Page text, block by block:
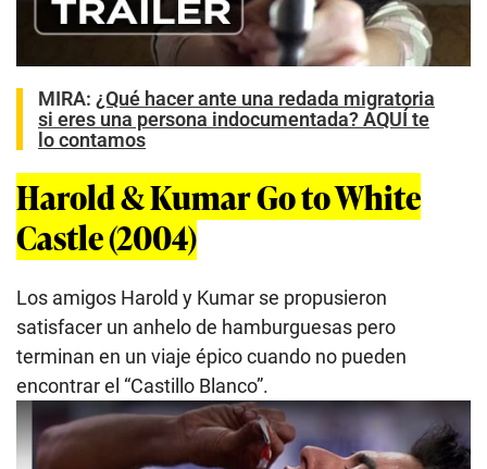
MIRA: ¿Qué hacer ante una redada migratoria
si eres una persona indocumentada? AQUÍ te
lo contamos
Harold & Kumar Go to White
Castle (2004)
Los amigos Harold y Kumar se propusieron
satisfacer un anhelo de hamburguesas pero
terminan en un viaje épico cuando no pueden
encontrar el “Castillo Blanco”.